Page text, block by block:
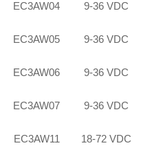
EC3AW04 9-36 VDC
EC3AW05 9-36 VDC
EC3AW06 9-36 VDC
EC3AW07 9-36 VDC
EC3AW11 18-72 VDC